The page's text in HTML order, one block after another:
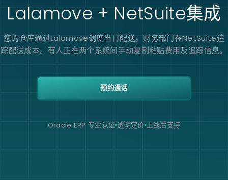
Lalamove + NetSuite集成
您的仓库通过Lalamove调度当日配送。财务部门在NetSuite追
踪配送成本。有人正在两个系统间手动复制粘贴费用及追踪信息。
预约通话
Oracle ERP 专业认证 透明定价 上线后支持